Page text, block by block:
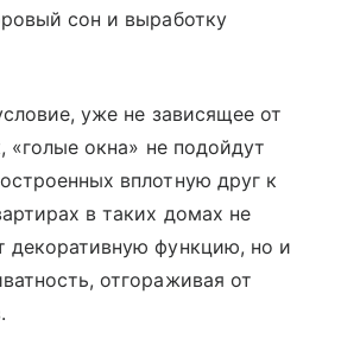
сон и выработку
уже не зависящее от
«голые окна» не подойдут
вплотную друг к
в таких домах не
декоративную функцию, но и
отгораживая от